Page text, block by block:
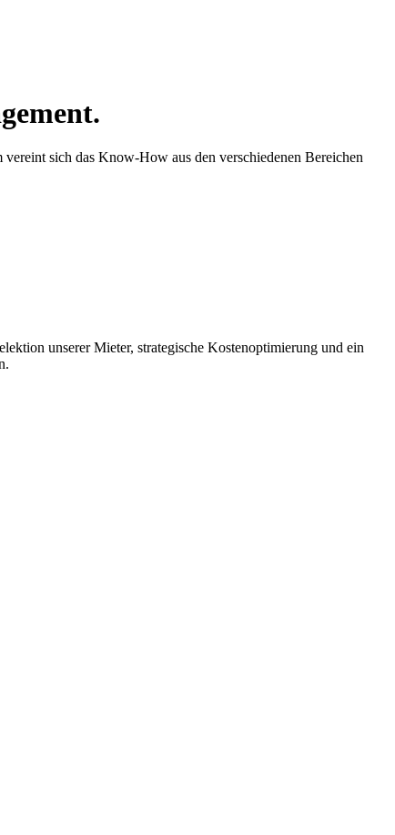
sich das Know-How aus den verschiedenen Bereichen
unserer Mieter, strategische Kostenoptimierung und ein